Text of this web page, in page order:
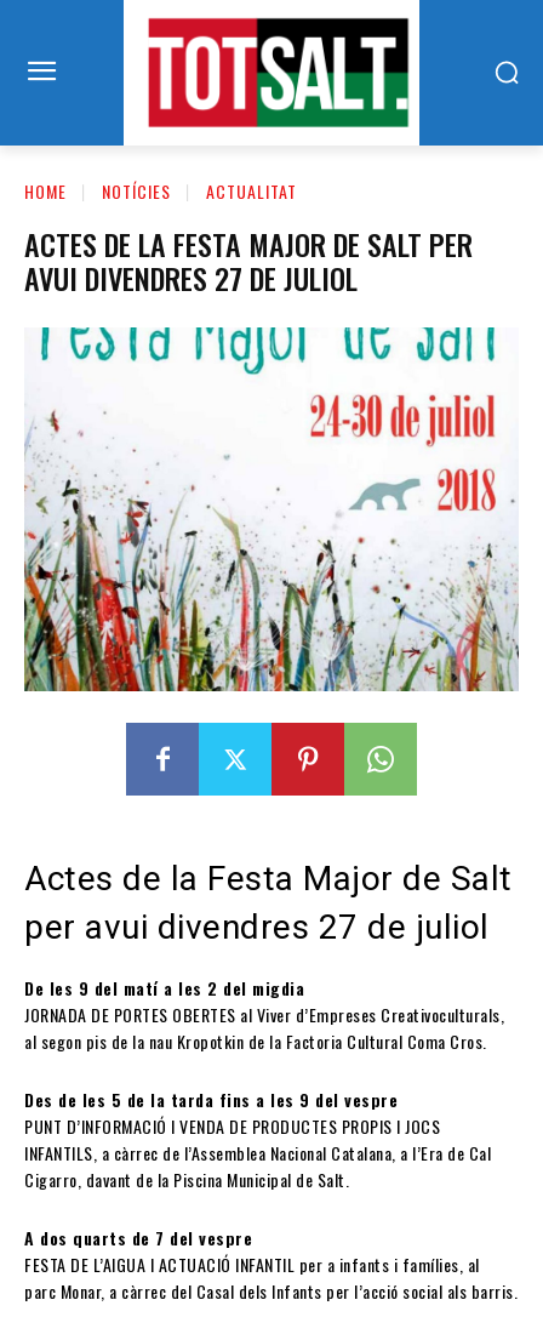
HOME NOTÍCIES ACTUALITAT
ACTES DE LA FESTA MAJOR DE SALT PER
AVUI DIVENDRES 27 DE JULIOL
Actes de la Festa Major de Salt
per avui divendres 27 de juliol
De les 9 del matí a les 2 del migdia
JORNADA DE PORTES OBERTES al Viver d’Empreses Creativoculturals,
al segon pis de la nau Kropotkin de la Factoria Cultural Coma Cros.
Des de les 5 de la tarda fins a les 9 del vespre
PUNT D’INFORMACIÓ I VENDA DE PRODUCTES PROPIS I JOCS
INFANTILS, a càrrec de l’Assemblea Nacional Catalana, a l’Era de Cal
Cigarro, davant de la Piscina Municipal de Salt.
A dos quarts de 7 del vespre
FESTA DE L’AIGUA I ACTUACIÓ INFANTIL per a infants i famílies, al
parc Monar, a càrrec del Casal dels Infants per l’acció social als barris.